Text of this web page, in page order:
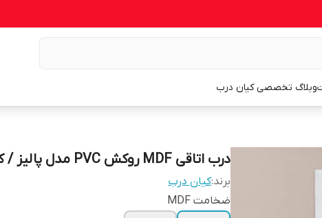
وبلاگ تخصصی کیان درب
درب اتاقی MDF روکش PVC مدل پالیز / کیان درب
برند:کیان درب
ضخامت MDF